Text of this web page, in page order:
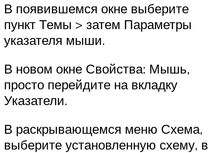
В появившемся окне выберите
пункт Темы > затем Параметры
указателя мыши.
В новом окне Свойства: Мышь,
просто перейдите на вкладку
Указатели.
В раскрывающемся меню Схема,
выберите установленную схему, в